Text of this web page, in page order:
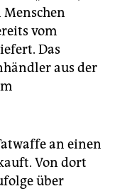
Menschen
vom
Das
aus der
an einen
Von dort
über